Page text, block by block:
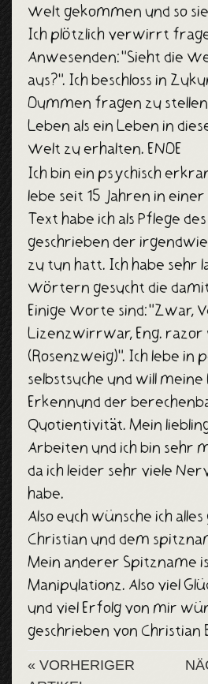
Welt gekommen und so
Ich plötzlich verwirrt
Anwesenden: "Sieht die
aus?". Ich beschloss in
Dummen fragen zu
Leben als ein Leben in
Welt zu erhalten. ENDE
Ich bin ein psychisch
lebe seit 15 Jahren in
Text habe ich als Pflege
geschrieben der
zu tun hatt. Ich habe sehr
Wörtern gesucht die
Einige Worte sind: "Zwar,
Lizenzwirrwar, Eng.
(Rosenzweig)". Ich lebe in
selbstsuche und will
Erkennund der
Quotientivität. Mein
Arbeiten und ich bin sehr
da ich leider sehr viele
habe.
Also euch wünsche ich
Christian und dem
Mein anderer Spitzname
Manipulationz. Also viel
und viel Erfolg von mir
geschrieben von Christian
« VORHERIGER